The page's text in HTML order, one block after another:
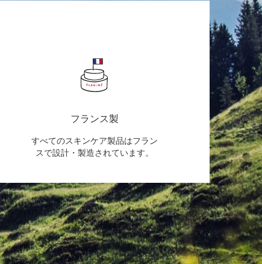
フランス製
すべてのスキンケア製品はフラン
スで設計・製造されています。